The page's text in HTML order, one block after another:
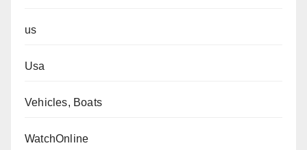
us
Usa
Vehicles, Boats
WatchOnline